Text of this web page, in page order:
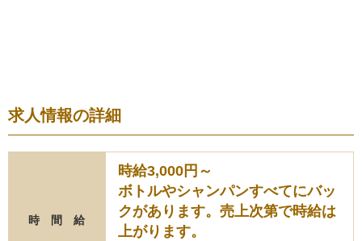
求人情報の詳細
時 間 給
時給3,000円～
ボトルやシャンパンすべてにバッ
クがあります。売上次第で時給は
上がります。